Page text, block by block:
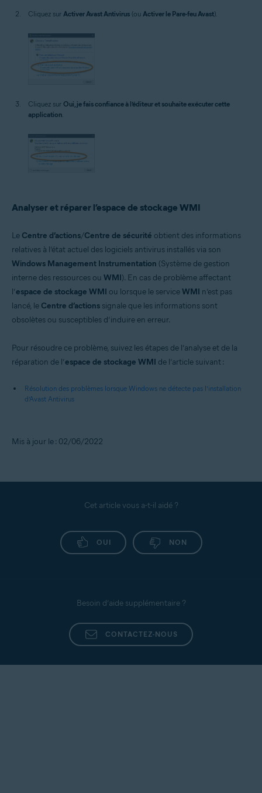
Cliquez sur Activer Avast Antivirus (ou Activer le Pare-feu Avast).
Cliquez sur Oui, je fais confiance à l’éditeur et souhaite exécuter cette
application
Analyser et réparer l’espace de stockage WMI
Le Centre d’actions/Centre de sécurité obtient des informations
relatives à l’état actuel des logiciels antivirus installés via son
Windows Management Instrumentation (Système de gestion
interne des ressources ou WMI). En cas de problème affectant
l’espace de stockage WMI ou lorsque le serviceWMI n’est pas
lancé, le Centre d’actions signale que les informations sont
obsolètes ou susceptibles d’induire en erreur.
Pour résoudre ce problème, suivez les étapes de l’analyse et de la
réparation de l’espace de stockage WMI de l’article suivant :
Résolution des problèmes lorsque Windows ne détecte pas l’installation
d’Avast Antivirus
Mis à jour le : 02/06/2022
Cet article vous a-t-il aidé ?
OUI NON
Besoin d’aide supplémentaire ?
CONTACTEZ-NOUS